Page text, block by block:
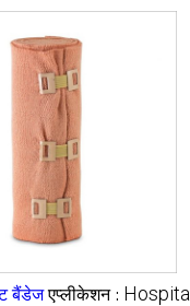
बैंडेज एप्लीकेशन : Hospital